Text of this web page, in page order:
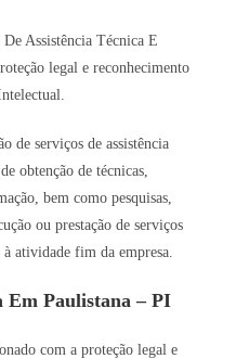
Assistência Técnica E
legal e reconhecimento
de serviços de assistência
obtenção de técnicas,
bem como pesquisas,
ou prestação de serviços
atividade fim da empresa.
Em Paulistana – PI
com a proteção legal e